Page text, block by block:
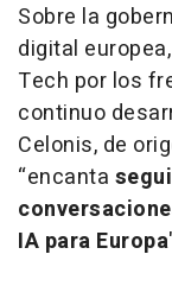
Sobre la
digital
Tech por los
continuo
Celonis, de
“encanta
IA para Europa